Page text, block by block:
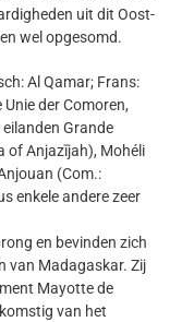
uit dit Oost-
wel opgesomd.
Al Qamar; Frans:
der Comoren,
Grande
of Anjazījah), Mohéli
(Com.:
enkele andere zeer
en bevinden zich
van Madagaskar. Zij
Mayotte de
van het